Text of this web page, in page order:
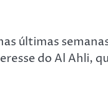
últimas
do Al Ahli,